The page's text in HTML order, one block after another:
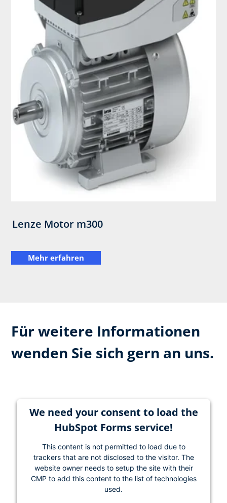
Lenze Motor m300
Mehr erfahren
Für weitere Informationen
wenden Sie sich gern an uns.
We need your consent to load the
HubSpot Forms service!
This content is not permitted to load due to
trackers that are not disclosed to the visitor. The
website owner needs to setup the site with their
CMP to add this content to the list of technologies
used.